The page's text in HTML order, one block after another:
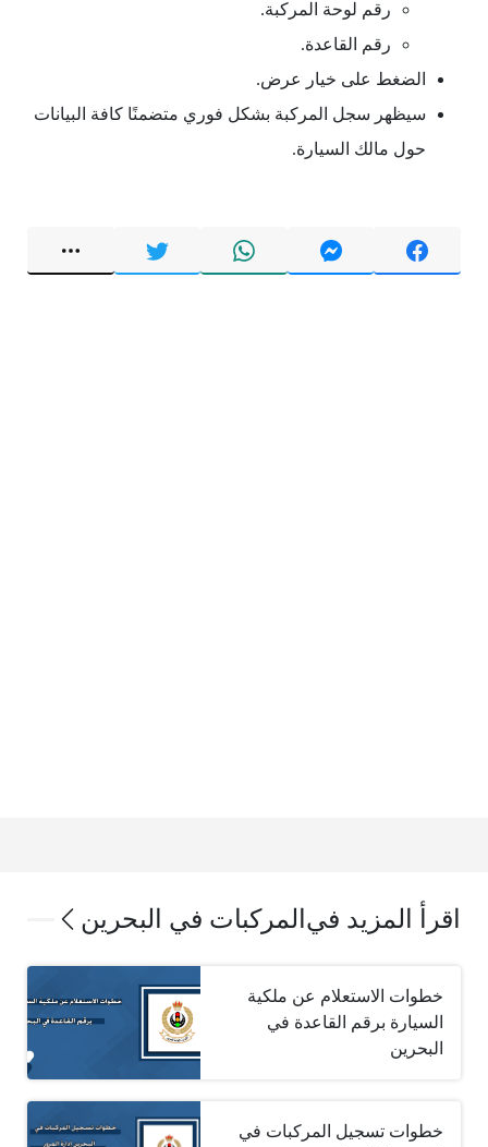
رقم لوحة المركبة.
رقم القاعدة.
الضغط على خيار عرض.
سيظهر سجل المركبة بشكل فوري متضمنًا كافة البيانات
حول مالك السيارة.
اقرأ المزيد في المركبات في البحرين
خطوات الاستعلام عن ملكية
السيارة برقم القاعدة في
البحرين
خطوات تسجيل المركبات في